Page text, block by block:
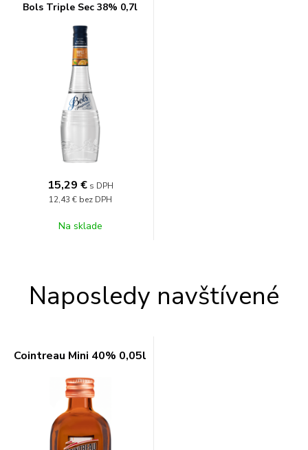
Bols Triple Sec 38% 0,7l
15,29 € s DPH
12,43 € bez DPH
Na sklade
Naposledy navštívené
Cointreau Mini 40% 0,05l